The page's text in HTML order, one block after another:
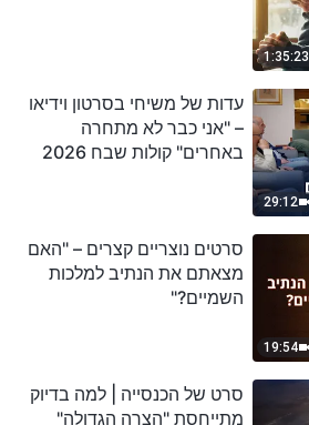
1:35:23
29:12
עדות של משיחי בסרטון וידיאו
– "אני כבר לא מתחרה
באחרים" קולות שבח 2026
19:54
סרטים נוצריים קצרים – "האם
מצאתם את הנתיב למלכות
השמיים?"
סרט של הכנסייה | למה בדיוק
מתייחסת "הצרה הגדולה"